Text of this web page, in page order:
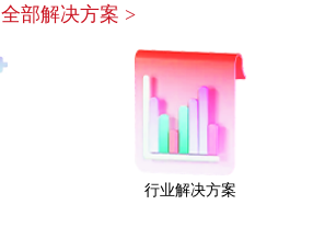
全部解决方案 >
行业解决方案